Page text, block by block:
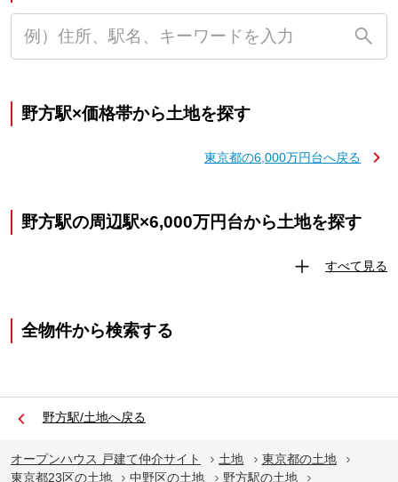
野方駅×価格帯から土地を探す
東京都の6,000万円台へ戻る
野方駅の周辺駅×6,000万円台から土地を探す
すべて見る
全物件から検索する
野方駅/土地へ戻る
オープンハウス 戸建て仲介サイト 土地
東京都の土地
東京都23区の土地
中野区の土地
野方駅の土地